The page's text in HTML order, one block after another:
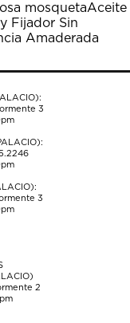
mosquetaAceite
Fijador Sin
Amaderada
3
3
2